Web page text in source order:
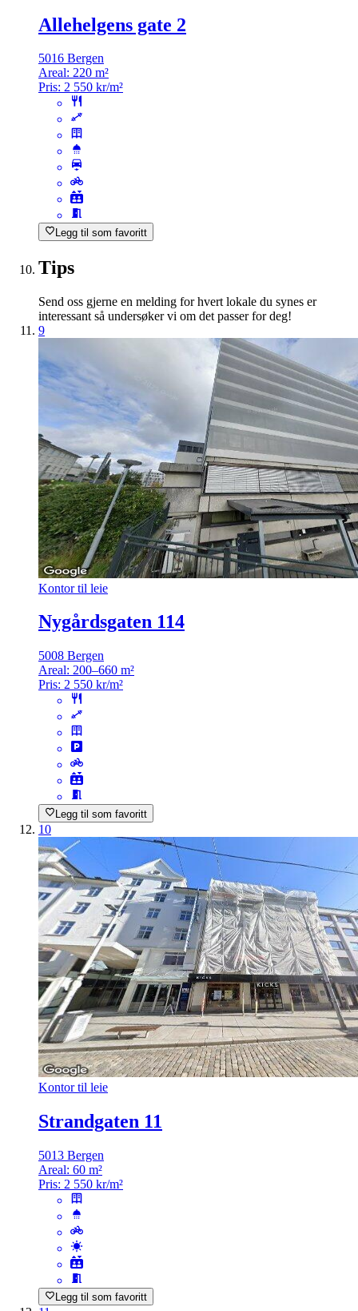
Allehelgens gate 2
5016 Bergen
Areal: 220 m²
Pris: 2 550 kr/m²
Legg til som favoritt
Tips
Send oss gjerne en melding for hvert lokale du synes er
interessant så undersøker vi om det passer for deg!
9
Kontor til leie
Nygårdsgaten 114
5008 Bergen
Areal: 200–660 m²
Pris: 2 550 kr/m²
Legg til som favoritt
10
Kontor til leie
Strandgaten 11
5013 Bergen
Areal: 60 m²
Pris: 2 550 kr/m²
Legg til som favoritt